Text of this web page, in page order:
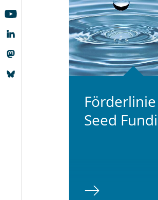
Seed